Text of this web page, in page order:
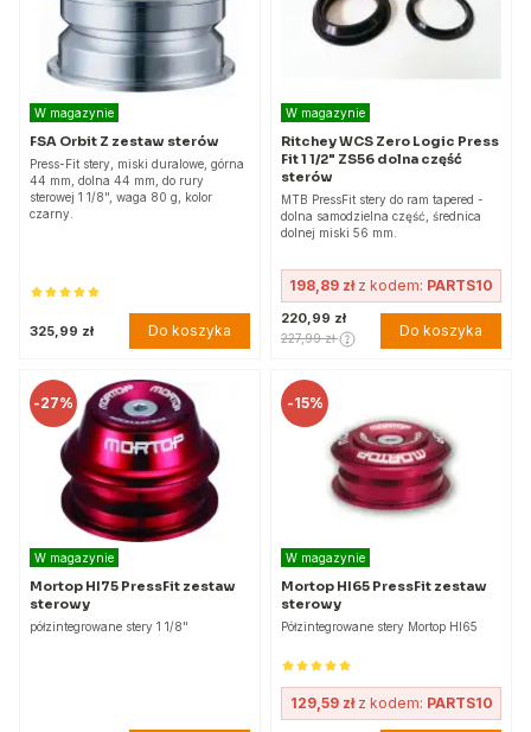
W magazynie
FSA Orbit Z zestaw sterów
Press-Fit stery, miski duralowe, górna
44 mm, dolna 44 mm, do rury
sterowej 1 1/8", waga 80 g, kolor
czarny.
325,99 zł Do koszyka
W magazynie
Ritchey WCS Zero Logic Press
Fit 1 1/2" ZS56 dolna część
sterów
MTB PressFit stery do ram tapered -
dolna samodzielna część, średnica
dolnej miski 56 mm.
198,89 złz kodem: PARTS10
220,99 zł
227,99 zł Do koszyka
-27%
W magazynie
Mortop HI75 PressFit zestaw
sterowy
półzintegrowane stery 1 1/8"
-15%
W magazynie
Mortop HI65 PressFit zestaw
sterowy
Półzintegrowane stery Mortop HI65
129,59 złz kodem: PARTS10